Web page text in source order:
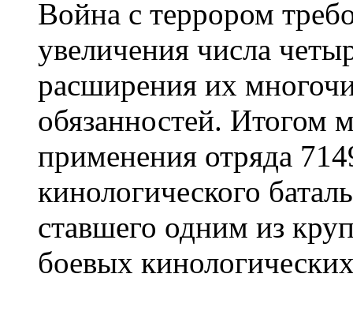
Война с террором
увеличения числа
расширения их
обязанностей. Итогом
применения отряда
кинологического
ставшего одним из
боевых